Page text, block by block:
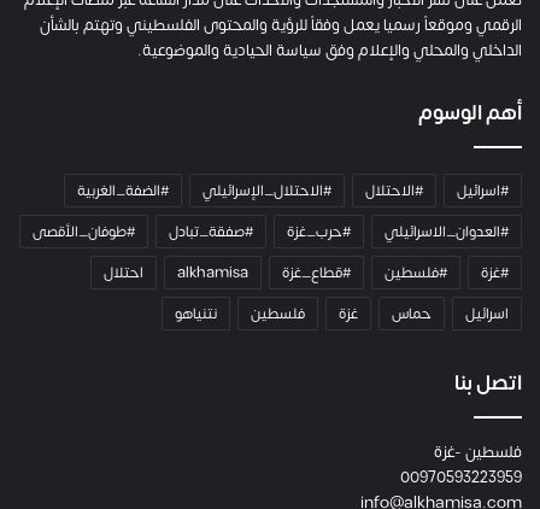
الرقمي وموقعاً رسميا يعمل وفقاً للرؤية والمحتوى الفلسطيني وتهتم بالشأن
الداخلي والمحلي والإعلام وفق سياسة الحيادية والموضوعية.
أهم الوسوم
#اسرائيل #الاحتلال #الاحتلال_الإسرائيلي
#الضفة_الغربية
#العدوان_الاسرائيلي
#حرب_غزة #صفقة_تبادل
#طوفان_الأقصى
#غزة
#فلسطين #قطاع_غزة alkhamisa
احتلال
اسرائيل
حماس غزة فلسطين نتنياهو
اتصل بنا
فلسطين -غزة
00970593223959
info@alkhamisa.com